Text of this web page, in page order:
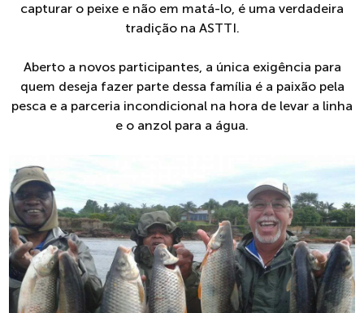
capturar o peixe e não em matá-lo, é uma verdadeira
tradição na ASTTI.
Aberto a novos participantes, a única exigência para
quem deseja fazer parte dessa família é a paixão pela
pesca e a parceria incondicional na hora de levar a linha
e o anzol para a água.